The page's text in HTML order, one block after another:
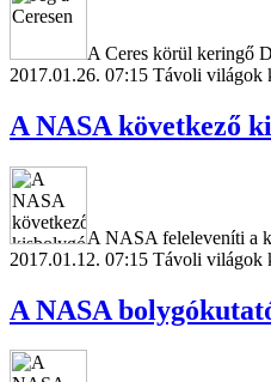
A Ceres körül keringő
2017.01.26. 07:15 Távoli világok
A NASA következő
A NASA feleleveníti a
2017.01.12. 07:15 Távoli világok
A NASA